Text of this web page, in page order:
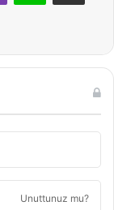
Unuttunuz mu?